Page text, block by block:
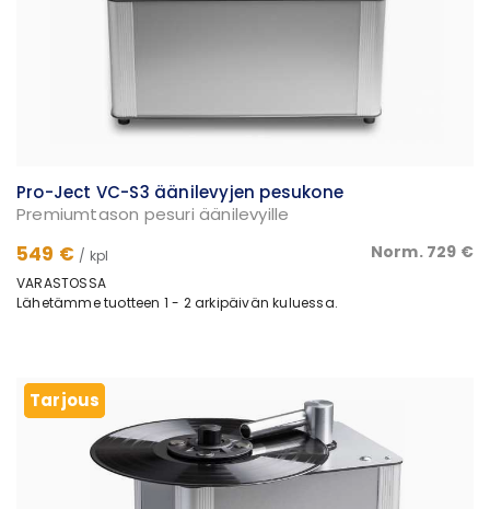
Pro-Ject VC-S3 äänilevyjen pesukone
Premiumtason pesuri äänilevyille
549 € Norm. 729 €
/ kpl
VARASTOSSA
Lähetämme tuotteen 1 - 2 arkipäivän kuluessa.
Tarjous
Tarjous